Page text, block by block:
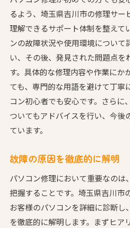
るよう、埼玉県吉川市の修理サー
理解できるサポート体制を整えて
ンの故障状況や使用環境について
い、その後、発見された問題点を
す。具体的な修理内容や作業にか
ても、専門的な用語を避けて丁寧
コン初心者でも安心です。さらに
ついてもアドバイスを行い、今後
ています。
故障の原因を徹底的に解明
パソコン修理において重要なのは
把握することです。埼玉県吉川市
お客様のパソコンを詳細に診断し
を徹底的に解明します。まずヒア